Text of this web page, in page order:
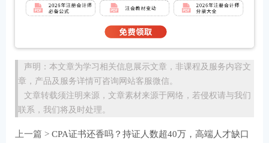
声明：本文章为学习相关信息展示文章，非课程及服务内容文
章，产品及服务详情可咨询网站客服微信。
文章转载须注明来源，文章素材来源于网络，若侵权请与我们
联系，我们将及时处理。
上一篇 > CPA证书还香吗？持证人数超40万，高端人才缺口